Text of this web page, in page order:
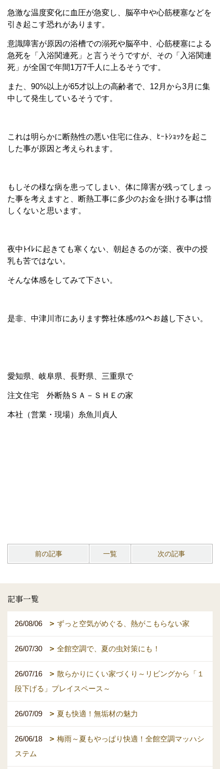
急激な温度変化に血圧が急変し、脳卒中や心筋梗塞などを
引き起こす恐れがあります。
意識障害が原因の浴槽での溺死や脳卒中、心筋梗塞による
急死を「入浴関連死」と言うそうですが、その「入浴関連
死」が全国で年間1万7千人に上るそうです。
また、90%以上が65才以上の高齢者で、12月から3月に集
中して発生しているそうです。
これは明らかに断熱性の悪い住宅に住み、ﾋｰﾄｼｮｯｸを起こ
した事が原因と考えられます。
もしその様な病を患ってしまい、体に障害が残ってしまっ
た事を考えますと、断熱工事に多少のお金を掛ける事は惜
しくないと思います。
夜中ﾄｲﾚに起きても寒くない、朝起きるのが楽、夜中の授
乳も苦ではない。
そんな体感をしてみて下さい。
是非、中津川市にあります弊社体感ﾊｳｽへお越し下さい。
愛知県、岐阜県、長野県、三重県で
注文住宅 外断熱ＳＡ－ＳＨＥの家
本社（営業・現場）糸魚川貞人
前の記事 一覧 次の記事
記事一覧
26/08/06 ずっと空気がめぐる、熱がこもらない家
26/07/30 全館空調で、夏の虫対策にも！
26/07/16
散らかりにくい家づくり～リビングから「１
段下げる」プレイスペース～
26/07/09 夏も快適！無垢材の魅力
26/06/18
梅雨～夏もやっぱり快適！全館空調マッハシ
ステム